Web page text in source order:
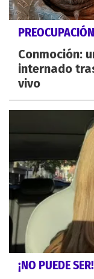
PREOCUPACIÓN
Conmoción:
internado
vivo
¡NO PUEDE SER!